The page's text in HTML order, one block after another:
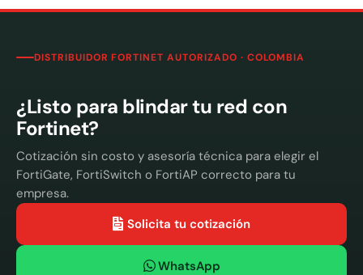
DISTRIBUIDOR FORTINET AUTORIZADO · COLOMBIA
¿Listo para blindar tu red con
Fortinet?
Cotización sin costo y asesoría técnica para elegir el
FortiGate, FortiSwitch o FortiAP correcto para tu
empresa.
Solicita tu cotización
WhatsApp